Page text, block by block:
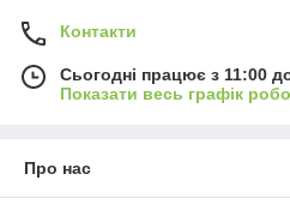
Контакти
Сьогодні працює з 11:00
Показати весь графік
Про нас